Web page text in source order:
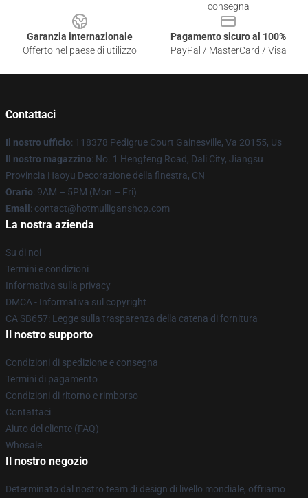
consegna
Garanzia internazionale
Offerto nel paese di utilizzo
Pagamento sicuro al 100%
PayPal / MasterCard / Visa
Contattaci
Il nostro ufficio: 118378 Pedigrue Court Gainesville, Va 20155, Us
Il nostro magazzino: No. 1 Hengfeng Road, Dali City, Jiangsu
Provincia Haoyu Decorazione della finestra, CN
Orario: 9AM – 5PM (Mon – Fri)
Email : contact@hotmulliganshop.com
La nostra azienda
Su di noi
Termini e condizioni
Informativa sulla privacy
DMCA - Informativa sul copyright
CA SB657: Legge sulla trasparenza della catena di fornitura
Il nostro supporto
Condizioni di spedizione e consegna
Termini di pagamento
Condizioni di ritorno e rimborso
Contattaci
Aiuto del cliente (FAQ)
Whosale
Il nostro negozio
Determinato dal nostro team di design di livello mondiale, offriamo